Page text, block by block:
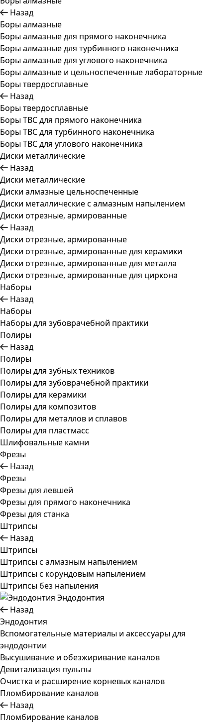
Назад
Боры алмазные
Боры алмазные для прямого наконечника
Боры алмазные для турбинного наконечника
Боры алмазные для углового наконечника
Боры алмазные и цельноспеченные лабораторные
Боры твердосплавные
Назад
Боры твердосплавные
Боры ТВС для прямого наконечника
Боры ТВС для турбинного наконечника
Боры ТВС для углового наконечника
Диски металлические
Назад
Диски металлические
Диски алмазные цельноспеченные
Диски металлические с алмазным напылением
Диски отрезные, армированные
Назад
Диски отрезные, армированные
Диски отрезные, армированные для керамики
Диски отрезные, армированные для металла
Диски отрезные, армированные для циркона
Наборы
Назад
Наборы
Наборы для зубоврачебной практики
Полиры
Назад
Полиры
Полиры для зубных техников
Полиры для зубоврачебной практики
Полиры для керамики
Полиры для композитов
Полиры для металлов и сплавов
Полиры для пластмасс
Шлифовальные камни
Фрезы
Назад
Фрезы
Фрезы для левшей
Фрезы для прямого наконечника
Фрезы для станка
Штрипсы
Назад
Штрипсы
Штрипсы c алмазным напылением
Штрипсы c корундовым напылением
Штрипсы без напыления
Эндодонтия
Назад
Эндодонтия
Вспомогательные материалы и аксессуары для
эндодонтии
Высушивание и обезжиривание каналов
Девитализация пульпы
Очистка и расширение корневых каналов
Пломбирование каналов
Назад
Пломбирование каналов